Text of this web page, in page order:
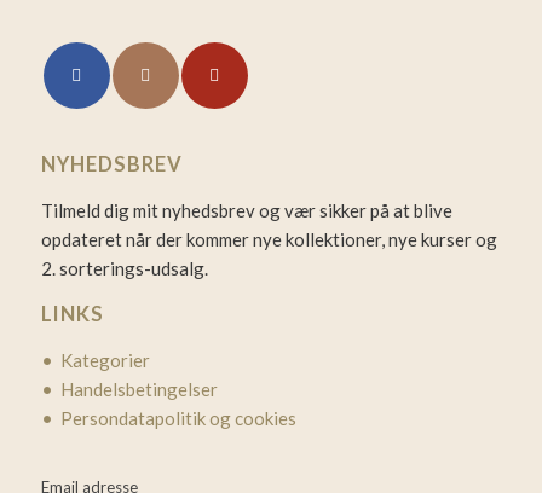
NYHEDSBREV
Tilmeld dig mit nyhedsbrev og vær sikker på at blive
opdateret når der kommer nye kollektioner, nye kurser og
2. sorterings-udsalg.
LINKS
• Kategorier
• Handelsbetingelser
• Persondatapolitik og cookies
Email adresse